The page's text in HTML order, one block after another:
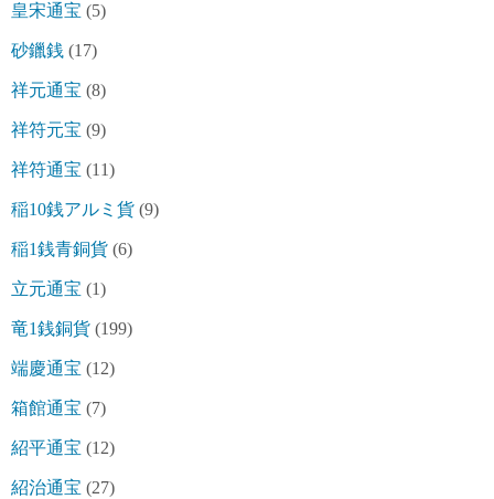
皇宋通宝 (5)
砂鑞銭 (17)
祥元通宝 (8)
祥符元宝 (9)
祥符通宝 (11)
稲10銭アルミ貨 (9)
稲1銭青銅貨 (6)
立元通宝 (1)
竜1銭銅貨 (199)
端慶通宝 (12)
箱館通宝 (7)
紹平通宝 (12)
紹治通宝 (27)